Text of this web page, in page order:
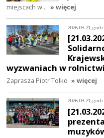
miejscach w… » więcej
2026-03-21,
wyzwaniach w
Zaprasza Piotr Tolko » więcej
2026-03-21,